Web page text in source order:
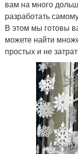
вам на много
разработать
В этом мы готовы
можете найти
простых и не